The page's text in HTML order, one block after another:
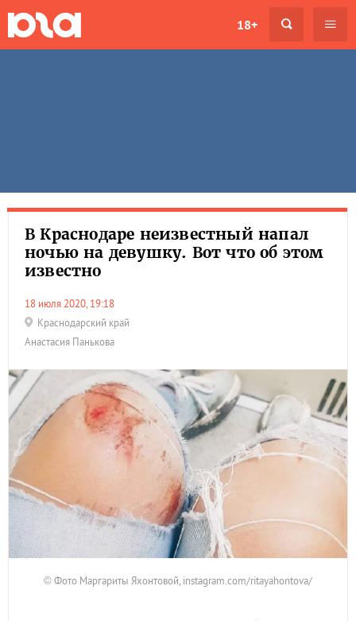
18+
В Краснодаре неизвестный напал
ночью на девушку. Вот что об этом
известно
18 июля 2020, 19:18
Краснодарский край
Анастасия Панькова
© Фото Маргариты Яхонтовой, instagram.com/ritayahontova/